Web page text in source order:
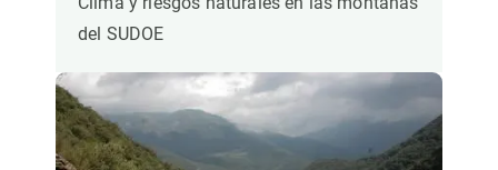
del SUDOE